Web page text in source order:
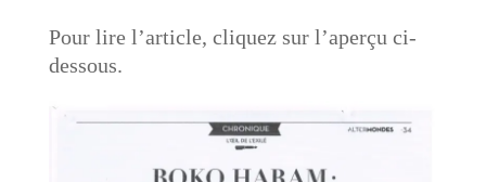
Pour lire l’article, cliquez sur l’aperçu ci-
dessous.